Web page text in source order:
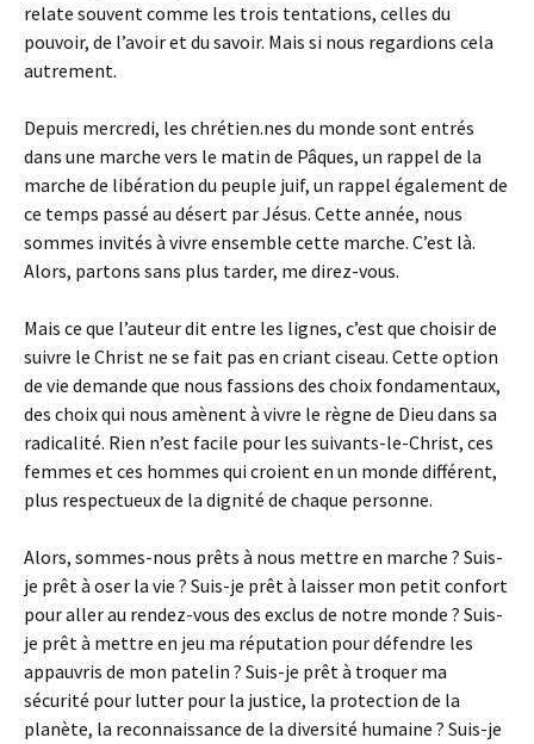
relate souvent comme les trois tentations, celles du
pouvoir, de l’avoir et du savoir. Mais si nous regardions cela
autrement.
Depuis mercredi, les chrétien.nes du monde sont entrés
dans une marche vers le matin de Pâques, un rappel de la
marche de libération du peuple juif, un rappel également de
ce temps passé au désert par Jésus. Cette année, nous
sommes invités à vivre ensemble cette marche. C’est là.
Alors, partons sans plus tarder, me direz-vous.
Mais ce que l’auteur dit entre les lignes, c’est que choisir de
suivre le Christ ne se fait pas en criant ciseau. Cette option
de vie demande que nous fassions des choix fondamentaux,
des choix qui nous amènent à vivre le règne de Dieu dans sa
radicalité. Rien n’est facile pour les suivants-le-Christ, ces
femmes et ces hommes qui croient en un monde différent,
plus respectueux de la dignité de chaque personne.
Alors, sommes-nous prêts à nous mettre en marche ? Suis-
je prêt à oser la vie ? Suis-je prêt à laisser mon petit confort
pour aller au rendez-vous des exclus de notre monde ? Suis-
je prêt à mettre en jeu ma réputation pour défendre les
appauvris de mon patelin ? Suis-je prêt à troquer ma
sécurité pour lutter pour la justice, la protection de la
planète, la reconnaissance de la diversité humaine ? Suis-je